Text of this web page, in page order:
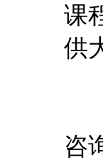
课
供
咨